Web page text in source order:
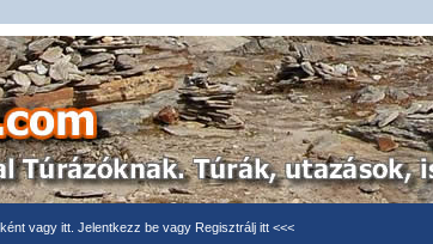
vagy itt. Jelentkezz be vagy Regisztrálj itt <<<